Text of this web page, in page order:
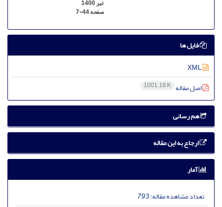
تیر 1400
صفحه7-44
فایل ها
اصل مقاله 1001.18 K
هم رسانی
ارجاع به این مقاله
آمار
تعداد مشاهده مقاله:793